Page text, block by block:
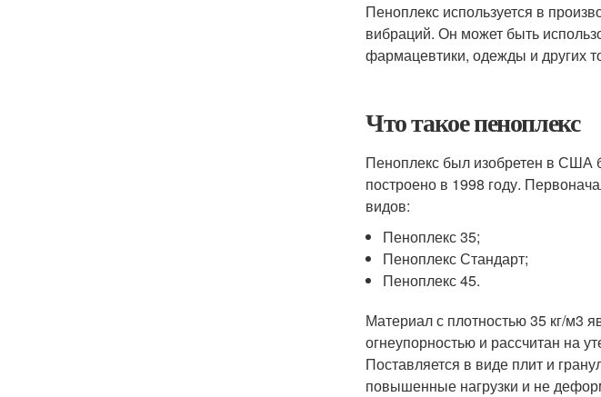
Пеноплекс используется в
вибраций. Он может быть
фармацевтики, одежды и других
Что такое пеноплекс
Пеноплекс был изобретен в США
построено в 1998 году.
видов:
Пеноплекс 35;
Пеноплекс Стандарт;
Пеноплекс 45.
Материал с плотностью 35 кг/м3
огнеупорностью и рассчитан на
Поставляется в виде плит и
повышенные нагрузки и не